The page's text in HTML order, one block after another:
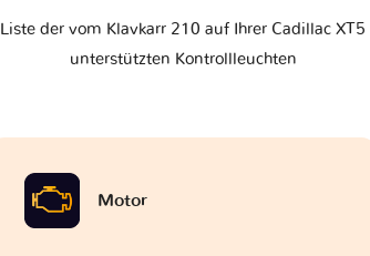
Liste der vom Klavkarr 210 auf Ihrer Cadillac XT5
unterstützten Kontrollleuchten
Motor